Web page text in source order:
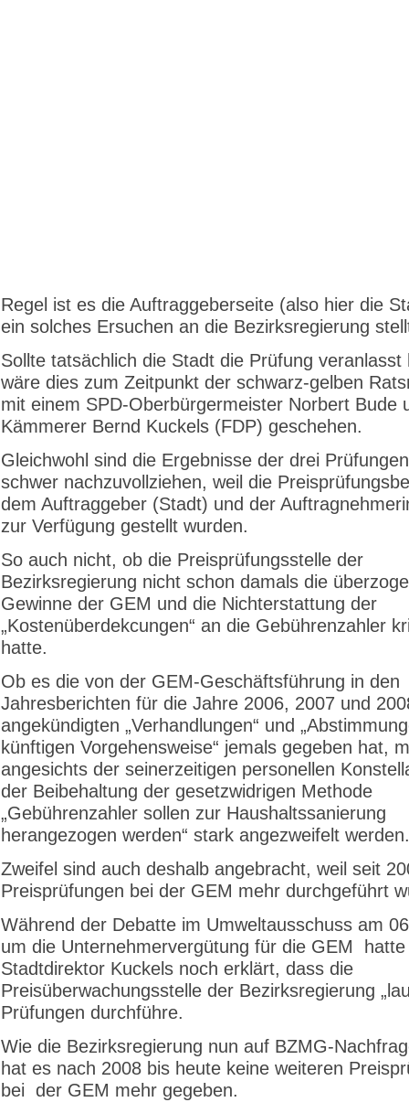
Regel ist es die Auftraggeberseite (also hier die
ein solches Ersuchen an die Bezirksregierung
Sollte tatsächlich die Stadt die Prüfung veranlasst
wäre dies zum Zeitpunkt der schwarz-gelben
mit einem SPD-Oberbürgermeister Norbert Bude
Kämmerer Bernd Kuckels (FDP) geschehen.
Gleichwohl sind die Ergebnisse der drei
schwer nachzuvollziehen, weil die
dem Auftraggeber (Stadt) und der
zur Verfügung gestellt wurden.
So auch nicht, ob die Preisprüfungsstelle der
Bezirksregierung nicht schon damals die
Gewinne der GEM und die Nichterstattung der
„Kostenüberdekcungen“ an die Gebührenzahler
hatte.
Ob es die von der GEM-Geschäftsführung in den
Jahresberichten für die Jahre 2006, 2007 und
angekündigten „Verhandlungen“ und
künftigen Vorgehensweise“ jemals gegeben hat,
angesichts der seinerzeitigen personellen
der Beibehaltung der gesetzwidrigen Methode
„Gebührenzahler sollen zur Haushaltssanierung
herangezogen werden“ stark angezweifelt werden.
Zweifel sind auch deshalb angebracht, weil seit
Preisprüfungen bei der GEM mehr durchgeführt
Während der Debatte im Umweltausschuss am
um die Unternehmervergütung für die GEM hatte
Stadtdirektor Kuckels noch erklärt, dass die
Preisüberwachungsstelle der Bezirksregierung
Prüfungen durchführe.
Wie die Bezirksregierung nun auf BZMG-
hat es nach 2008 bis heute keine weiteren
bei der GEM mehr gegeben.